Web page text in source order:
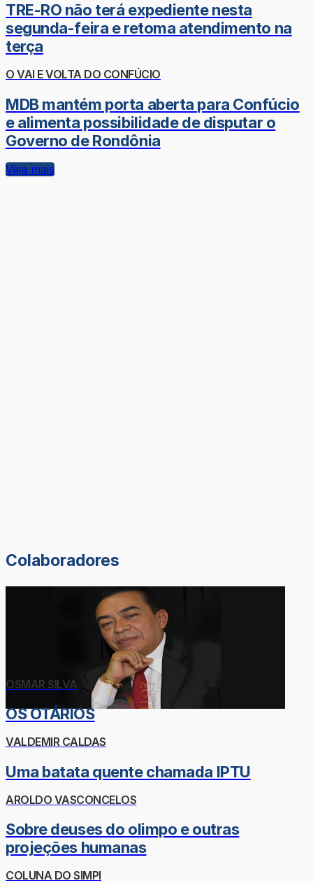
TRE-RO não terá expediente nesta
segunda-feira e retoma atendimento na
terça
O VAI E VOLTA DO CONFÚCIO
MDB mantém porta aberta para Confúcio
e alimenta possibilidade de disputar o
Governo de Rondônia
Veja mais
Colaboradores
OSMAR SILVA
OS OTÁRIOS
VALDEMIR CALDAS
Uma batata quente chamada IPTU
AROLDO VASCONCELOS
Sobre deuses do olimpo e outras
projeções humanas
COLUNA DO SIMPI